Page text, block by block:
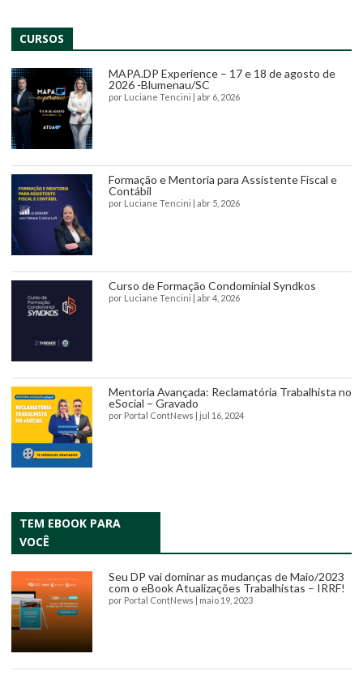
CURSOS
MAPA.DP Experience – 17 e 18 de agosto de
2026 -Blumenau/SC
por Luciane Tencini abr 6, 2026
Formação e Mentoria para Assistente Fiscal e
Contábil
por Luciane Tencini abr 5, 2026
Curso de Formação Condominial Syndkos
por Luciane Tencini abr 4, 2026
Mentoria Avançada: Reclamatória Trabalhista no
eSocial – Gravado
por Portal ContNews jul 16, 2024
TEM EBOOK PARA
VOCÊ
Seu DP vai dominar as mudanças de Maio/2023
com o eBook Atualizações Trabalhistas – IRRF!
por Portal ContNews maio 19, 2023